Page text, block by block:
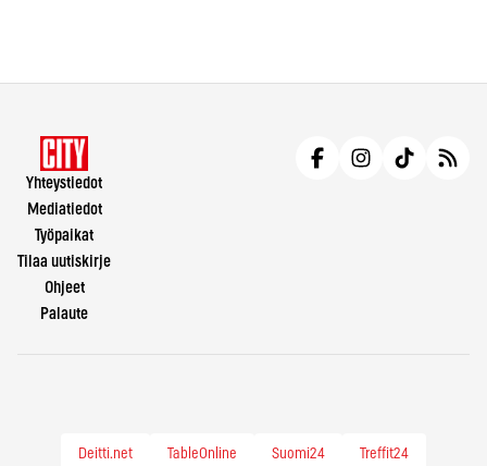
Yhteystiedot
Mediatiedot
Työpaikat
Tilaa uutiskirje
Ohjeet
Palaute
Deitti.net TableOnline Suomi24 Treffit24